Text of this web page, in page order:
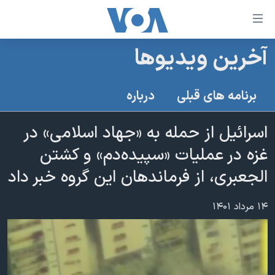
لینکهای
قابل
دسترسی
محتوای
اصلی
جهش
به
صفحه
اصلی
جهش
به
جستجو
خانه
نسخه سبک وب‌سایت
موضوع ها
ایران
آمریکا
جهان
گزیده‌ها
ویژه برنامه‌ها
برنامه های تلویزیونی
جدول برنامه ها
صفحه‌های ویژه
عملیات خشم حماسی
۲۵۰سالگی آمریکا
بایگانی برنامه‌های تلویزیونی
پخش رادیویی
یادگیری زبان انگلیسی
آخرین ویدیوها
برنامه های قبلی درباره
اسرائیل از حمله به «جهاد اسلامی» در
غزه در عملیات «سپیده‌دم» و کشتن
الجعبری، از فرماندهان این گروه خبر داد
۱۴ مرداد ۱۴۰۱